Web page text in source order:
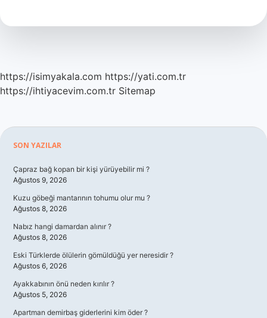
https://isimyakala.com https://yati.com.tr
https://ihtiyacevim.com.tr Sitemap
Sidebar
SON YAZILAR
Çapraz bağ kopan bir kişi yürüyebilir mi ?
Ağustos 9, 2026
Kuzu göbeği mantarının tohumu olur mu ?
Ağustos 8, 2026
Nabız hangi damardan alınır ?
Ağustos 8, 2026
Eski Türklerde ölülerin gömüldüğü yer neresidir ?
Ağustos 6, 2026
Ayakkabının önü neden kırılır ?
Ağustos 5, 2026
Apartman demirbaş giderlerini kim öder ?